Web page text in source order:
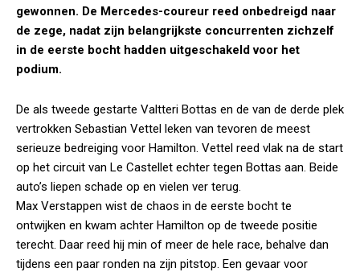
gewonnen. De Mercedes-coureur reed onbedreigd naar
de zege, nadat zijn belangrijkste concurrenten zichzelf
in de eerste bocht hadden uitgeschakeld voor het
podium.
De als tweede gestarte Valtteri Bottas en de van de derde plek
vertrokken Sebastian Vettel leken van tevoren de meest
serieuze bedreiging voor Hamilton. Vettel reed vlak na de start
op het circuit van Le Castellet echter tegen Bottas aan. Beide
auto’s liepen schade op en vielen ver terug.
Max Verstappen wist de chaos in de eerste bocht te
ontwijken en kwam achter Hamilton op de tweede positie
terecht. Daar reed hij min of meer de hele race, behalve dan
tijdens een paar ronden na zijn pitstop. Een gevaar voor